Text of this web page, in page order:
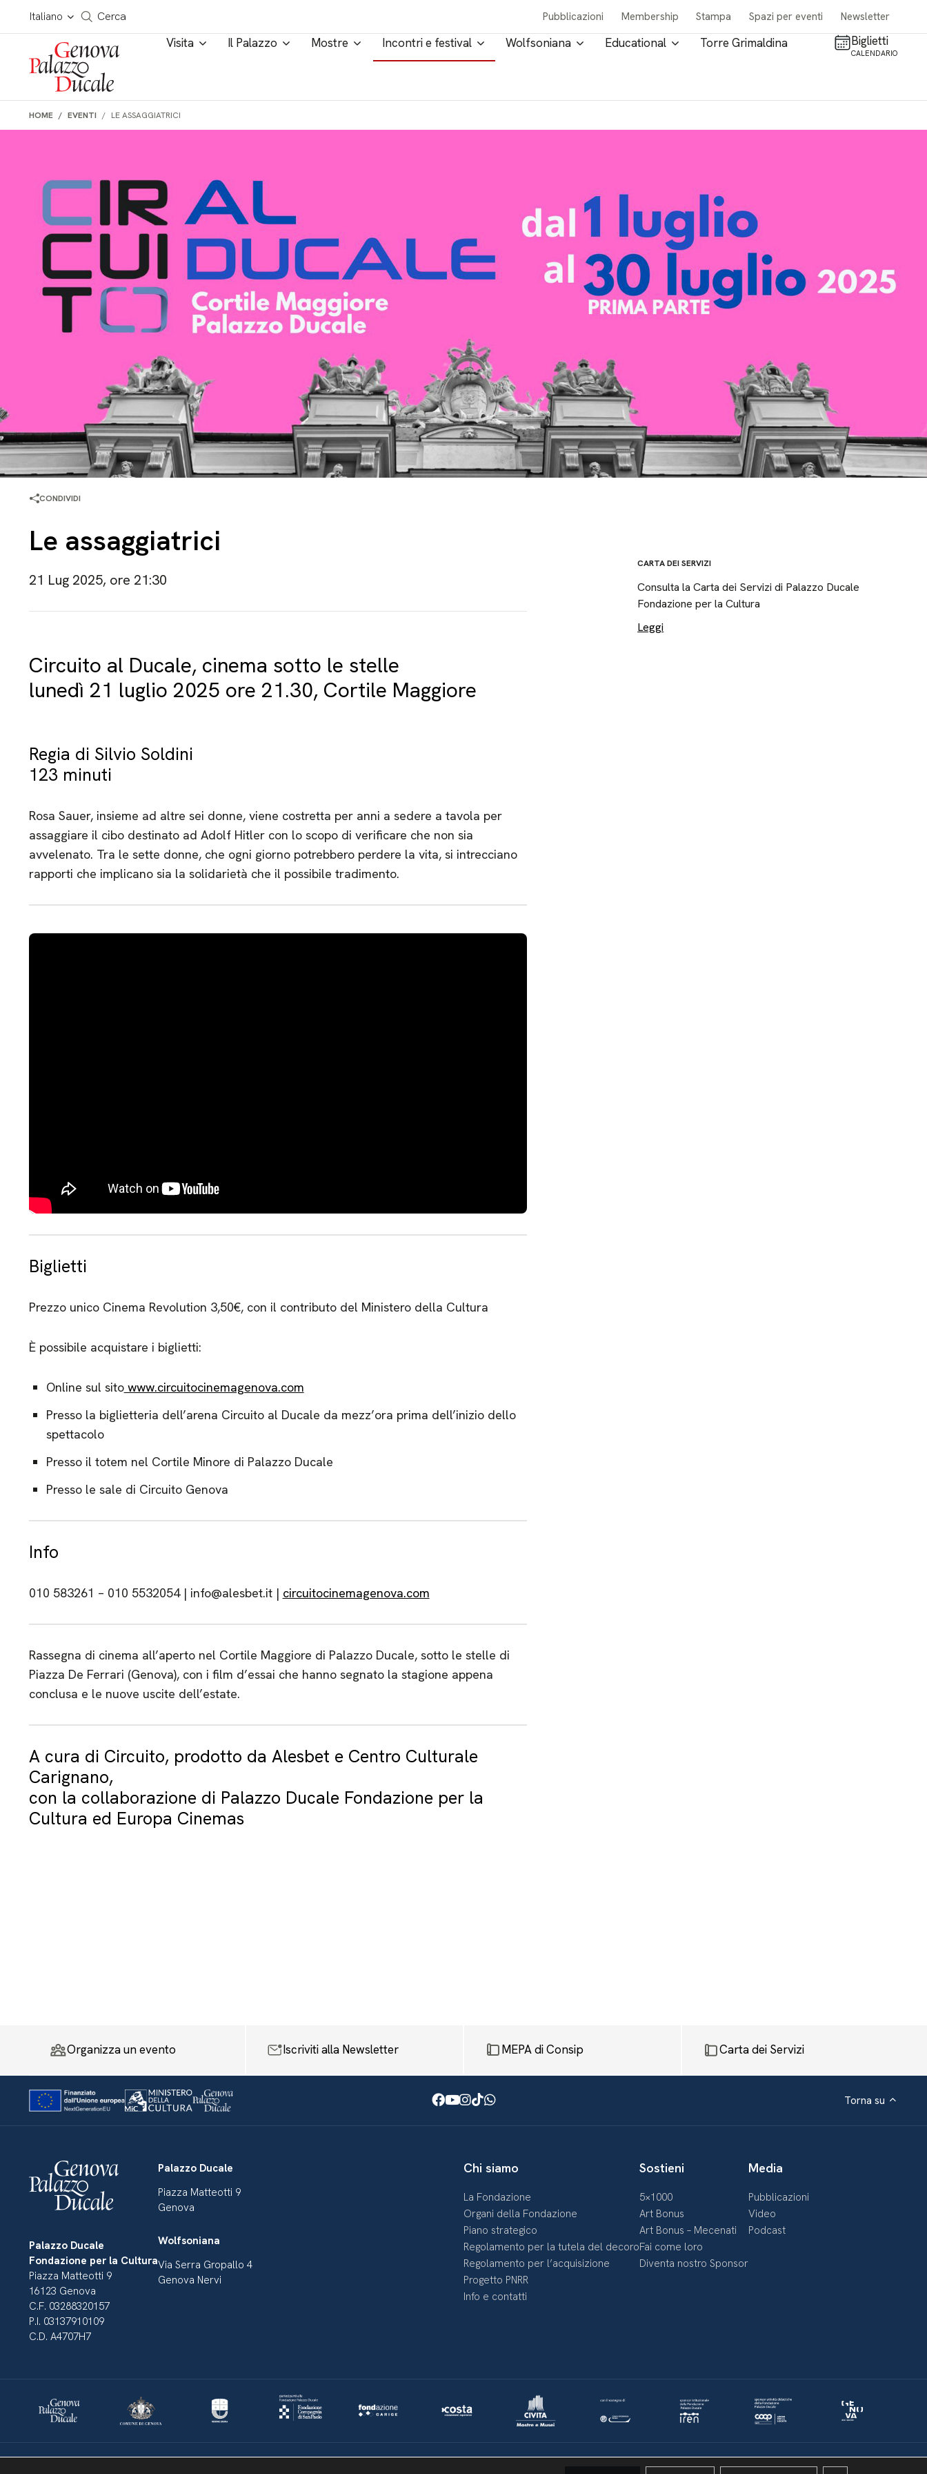
Salta al contenuto
Italiano
Cerca in tutto il sito
Cerca Pubblicazioni Membership Stampa Spazi per eventi Newsletter
Visita Il Palazzo Mostre Incontri e festival Wolfsoniana Educational Torre Grimaldina Biglietti
CALENDARIO
HOME EVENTI LE ASSAGGIATRICI
CONDIVIDI
Le assaggiatrici
21 Lug 2025, ore 21:30
Circuito al Ducale, cinema sotto le stelle
lunedì 21 luglio 2025 ore 21.30, Cortile Maggiore
Regia di Silvio Soldini
123 minuti
Rosa Sauer, insieme ad altre sei donne, viene costretta per anni a sedere a tavola per
assaggiare il cibo destinato ad Adolf Hitler con lo scopo di verificare che non sia
avvelenato. Tra le sette donne, che ogni giorno potrebbero perdere la vita, si intrecciano
rapporti che implicano sia la solidarietà che il possibile tradimento.
Biglietti
Prezzo unico Cinema Revolution 3,50€, con il contributo del Ministero della Cultura
È possibile acquistare i biglietti:
Online sul sitowww.circuitocinemagenova.com
Presso la biglietteria dell’arena Circuito al Ducale da mezz’ora prima dell’inizio dello
spettacolo
Presso il totem nel Cortile Minore di Palazzo Ducale
Presso le sale di Circuito Genova
Info
010 583261 – 010 5532054 | info@alesbet.it | circuitocinemagenova.com
Rassegna di cinema all’aperto nel Cortile Maggiore di Palazzo Ducale, sotto le stelle di
Piazza De Ferrari (Genova), con i film d’essai che hanno segnato la stagione appena
conclusa e le nuove uscite dell’estate.
A cura di Circuito, prodotto da Alesbet e Centro Culturale
Carignano,
con la collaborazione di Palazzo Ducale Fondazione per la
Cultura ed Europa Cinemas
CARTA DEI SERVIZI
Consulta la Carta dei Servizi di Palazzo Ducale
Fondazione per la Cultura
Leggi
Organizza un evento Iscriviti alla Newsletter MEPA di Consip Carta dei Servizi
Facebook
Youtube
Instagram
TikTok
WhatsApp Torna su
Palazzo Ducale
Fondazione per la Cultura
Piazza Matteotti 9
16123 Genova
C.F. 03288320157
P.I. 03137910109
C.D. A4707H7
Palazzo Ducale
Piazza Matteotti 9
Genova
Wolfsoniana
Via Serra Gropallo 4
Genova Nervi
Chi siamo
La Fondazione
Organi della Fondazione
Piano strategico
Regolamento per la tutela del decoro
Regolamento per l’acquisizione
Progetto PNRR
Info e contatti
Sostieni
5×1000
Art Bonus
Art Bonus – Mecenati
Fai come loro
Diventa nostro Sponsor
Media
Pubblicazioni
Video
Podcast
Politica della privacy & Cookies
Policy social media